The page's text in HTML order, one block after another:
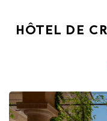
HÔTEL DE